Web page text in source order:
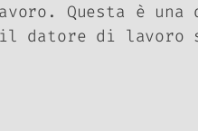
Questa è
il datore di